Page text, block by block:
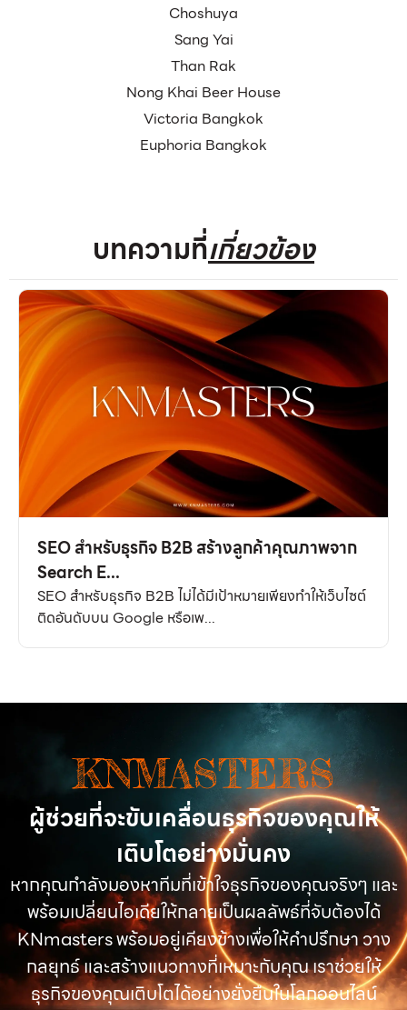
Choshuya
Sang Yai
Than Rak
Nong Khai Beer House
Victoria Bangkok
Euphoria Bangkok
บทความที่เกี่ยวข้อง
SEO สำหรับธุรกิจ B2B สร้างลูกค้าคุณภาพจาก
Search E...
SEO สำหรับธุรกิจ B2B ไม่ได้มีเป้าหมายเพียงทำให้เว็บไซต์
ติดอันดับบน Google หรือเพ...
KNMASTERS
ผู้ช่วยที่จะขับเคลื่อนธุรกิจของคุณให้
เติบโตอย่างมั่นคง
หากคุณกำลังมองหาทีมที่เข้าใจธุรกิจของคุณจริงๆ และ
พร้อมเปลี่ยนไอเดียให้กลายเป็นผลลัพธ์ที่จับต้องได้
KNmasters พร้อมอยู่เคียงข้างเพื่อให้คำปรึกษา วาง
กลยุทธ์ และสร้างแนวทางที่เหมาะกับคุณ เราช่วยให้
ธุรกิจของคุณเติบโตได้อย่างยั่งยืนในโลกออนไลน์